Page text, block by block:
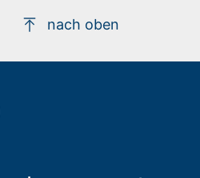
nach oben